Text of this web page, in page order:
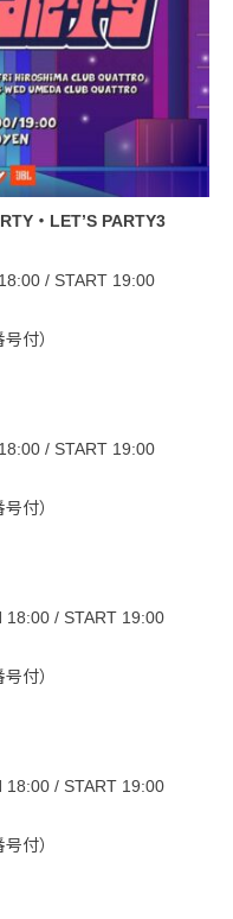
・LET’S PARTY3
/ START 19:00
付）
/ START 19:00
付）
18:00 / START 19:00
付）
18:00 / START 19:00
付）